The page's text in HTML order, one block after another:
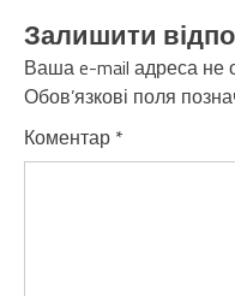
Залишити
Ваша e-mail адреса не
Обов’язкові поля
Коментар *